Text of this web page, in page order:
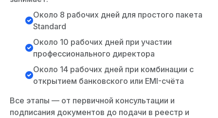
Около 8 рабочих дней для простого пакета
Standard
Около 10 рабочих дней при участии
профессионального директора
Около 14 рабочих дней при комбинации с
открытием банковского или EMI-счёта
Все этапы — от первичной консультации и
подписания документов до подачи в реестр и